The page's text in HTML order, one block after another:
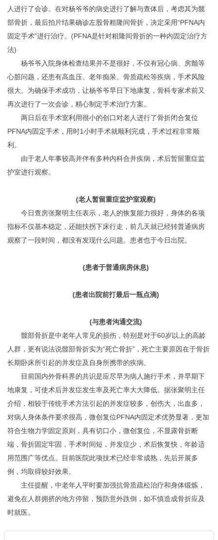
人进行了会诊。在对杨爷爷的病史进行了解与查体后，考虑其为髋
部骨折，最后拍片结果确诊左股骨粗隆间骨折，决定采用“PFNA内
固定手术”进行治疗。(PFNA是针对粗隆间骨折的一种内固定治疗方
法)
杨爷爷入院身体检查结果并不是很好，不仅有冠心病、房颤等
心脏问题，还患有高血压、老年痴呆、骨质疏松等疾病，手术风险
很大。为确保手术成功，让杨爷爷早日下地康复，骨科专家术前又
再次进行了一次会诊，精心制定手术治疗方案。
两日后在手术室利用很小的创口对老人进行了骨折闭合复位
PFNA内固定手术，用时1小时手术就顺利完成，手术过程非常顺
利。
由于老人年事较高并伴有多种内科合并疾病，术后暂留重症监
护室进行观察。
(老人暂留重症监护室观察)
今日查房张聚明主任表示，老人的恢复能力很好，身体的各项
指标不仅基本稳定，还能扶拐下床行走，前几天就已经转普通病房
观察了一段时间，都没有发现什么问题。患者也于今日出院。
(患者于普通病房休息)
(患者出院前打最后一瓶点滴)
(与患者沟通交流)
髋部骨折是中老年人常见的损伤，特别是对于60岁以上的高龄
人群，更有说法说髋部骨折实为“死亡骨折”，死亡主要原因在于骨折
长期卧床所引起的并发症及自身所携带的疾病。
目前国内外骨科界的共识是应尽早为病人施行手术，并早期下
地康复，可使术后并发症发生率及死亡率大大降低。据张聚明主任
介绍，相较于传统手术方法引起的并发症较多，创伤大，出血多，
对病人身体条件要求很高，微创复位PFNA内固定术优势显著，更加
符合生物力学固定原则，具有切口小，微创复位，不显露骨折断
端，骨折固定牢固，手术时间短，并发症少，术后恢复快，年龄适
用范围广等优点。目前医院此项技术已经非常成熟，先后开展多
例，均取得较好效果。
主任提醒，中老年人平时要加强抗骨质疏松治疗和身体锻炼，
避免在人群拥挤的地方停留，预防意外跌倒，如不慎造成骨折应及
时就医。